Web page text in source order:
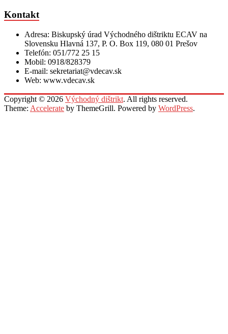
Kontakt
Adresa: Biskupský úrad Východného dištriktu ECAV na
Slovensku Hlavná 137, P. O. Box 119, 080 01 Prešov
Telefón: 051/772 25 15
Mobil: 0918/828379
E-mail: sekretariat@vdecav.sk
Web: www.vdecav.sk
Copyright © 2026 Východný dištrikt. All rights reserved.
Theme: Accelerate by ThemeGrill. Powered by WordPress.